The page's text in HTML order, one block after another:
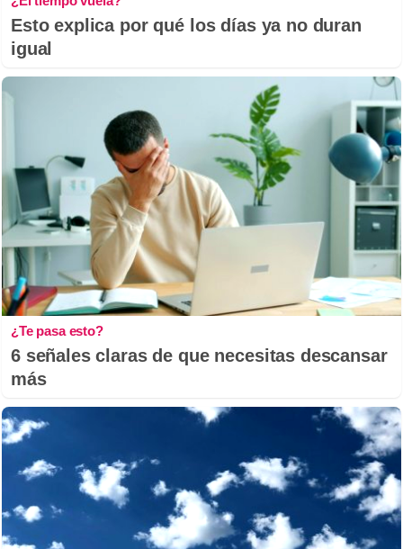
Esto explica por qué los días ya no duran
igual
¿Te pasa esto?
6 señales claras de que necesitas descansar
más